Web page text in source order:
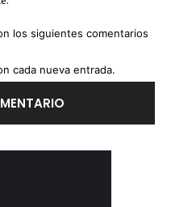
los siguientes comentarios
cada nueva entrada.